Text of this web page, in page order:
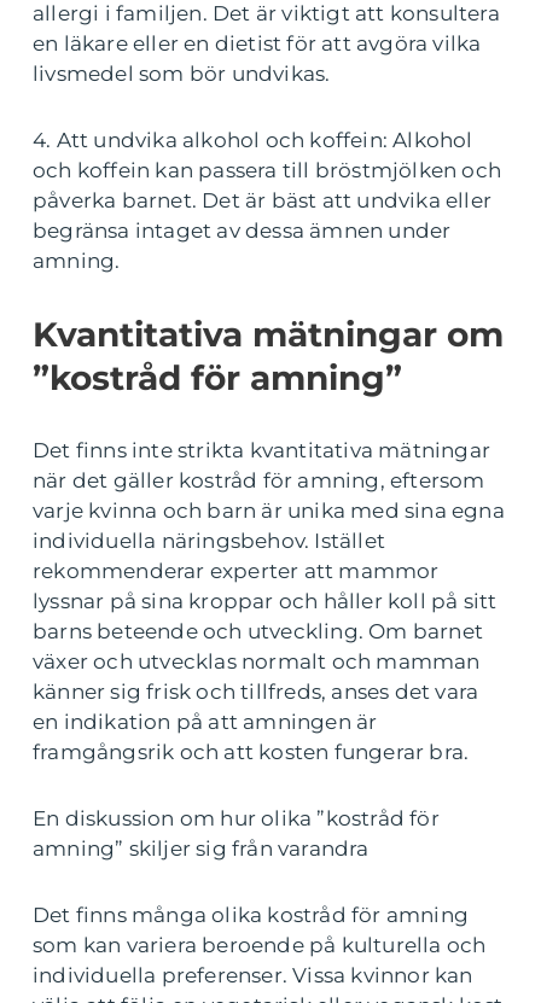
allergi i familjen. Det är viktigt att konsultera
en läkare eller en dietist för att avgöra vilka
livsmedel som bör undvikas.
4. Att undvika alkohol och koffein: Alkohol
och koffein kan passera till bröstmjölken och
påverka barnet. Det är bäst att undvika eller
begränsa intaget av dessa ämnen under
amning.
Kvantitativa mätningar om
”kostråd för amning”
Det finns inte strikta kvantitativa mätningar
när det gäller kostråd för amning, eftersom
varje kvinna och barn är unika med sina egna
individuella näringsbehov. Istället
rekommenderar experter att mammor
lyssnar på sina kroppar och håller koll på sitt
barns beteende och utveckling. Om barnet
växer och utvecklas normalt och mamman
känner sig frisk och tillfreds, anses det vara
en indikation på att amningen är
framgångsrik och att kosten fungerar bra.
En diskussion om hur olika ”kostråd för
amning” skiljer sig från varandra
Det finns många olika kostråd för amning
som kan variera beroende på kulturella och
individuella preferenser. Vissa kvinnor kan